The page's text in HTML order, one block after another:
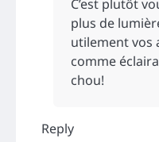
C’est plutôt
plus de
utilement vos
comme
chou!
Reply